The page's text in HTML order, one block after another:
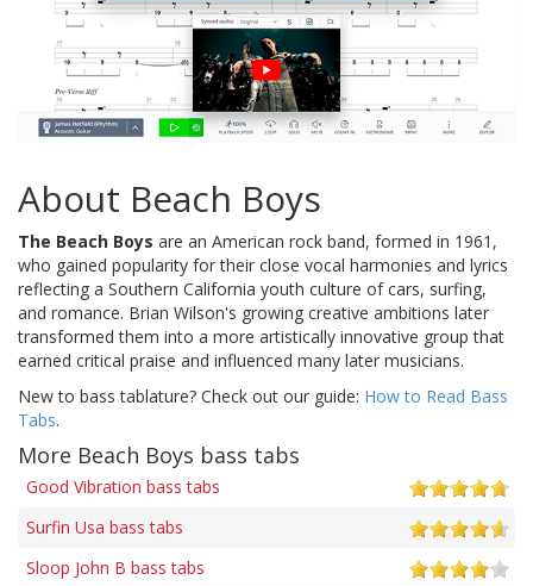
About Beach Boys
The Beach Boys are an American rock band, formed in 1961,
who gained popularity for their close vocal harmonies and lyrics
reflecting a Southern California youth culture of cars, surfing,
and romance. Brian Wilson's growing creative ambitions later
transformed them into a more artistically innovative group that
earned critical praise and influenced many later musicians.
New to bass tablature? Check out our guide: How to Read Bass
Tabs.
More Beach Boys bass tabs
Good Vibration bass tabs
Surfin Usa bass tabs
Sloop John B bass tabs